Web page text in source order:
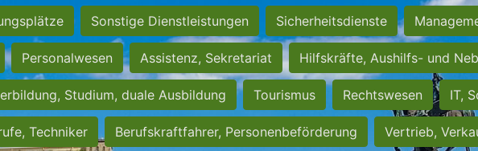
Sonstige Dienstleistungen Sicherheitsdienste
Personalwesen Assistenz, Sekretariat Hilfskräfte, Aushilfs- und
Studium, duale Ausbildung Tourismus Rechtswesen IT,
Techniker Berufskraftfahrer, Personenbeförderung Vertrieb,